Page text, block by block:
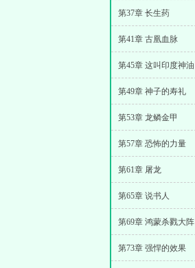
第37章 长生药
第41章 古凰血脉
第45章 这叫印度神油
第49章 神子的寿礼
第53章 龙鳞金甲
第57章 恐怖的力量
第61章 屠龙
第65章 说书人
第69章 鸿蒙杀戮大阵
第73章 强悍的效果